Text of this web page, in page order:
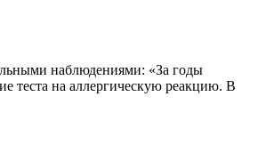
наблюдениями: «За годы
теста на аллергическую реакцию. В